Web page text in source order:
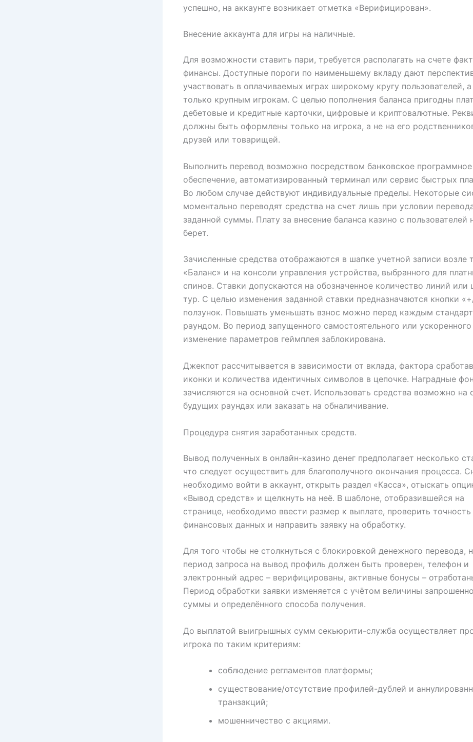
успешно, на аккаунте возникает отметка «Верифицирован».
Внесение аккаунта для игры на наличные.
Для возможности ставить пари, требуется располагать на счете
финансы. Доступные пороги по наименьшему вкладу дают
участвовать в оплачиваемых играх широкому кругу пользователей,
только крупным игрокам. С целью пополнения баланса пригодны
дебетовые и кредитные карточки, цифровые и криптовалютные.
должны быть оформлены только на игрока, а не на его
друзей или товарищей.
Выполнить перевод возможно посредством банковское программное
обеспечение, автоматизированный терминал или сервис быстрых
Во любом случае действуют индивидуальные пределы. Некоторые
моментально переводят средства на счет лишь при условии
заданной суммы. Плату за внесение баланса казино с пользователей
берет.
Зачисленные средства отображаются в шапке учетной записи возле
«Баланс» и на консоли управления устройства, выбранного для
спинов. Ставки допускаются на обозначенное количество линий или
тур. С целью изменения заданной ставки предназначаются кнопки
ползунок. Повышать уменьшать взнос можно перед каждым
раундом. Во период запущенного самостоятельного или
изменение параметров геймплея заблокирована.
Джекпот рассчитывается в зависимости от вклада, фактора
иконки и количества идентичных символов в цепочке. Наградные
зачисляются на основной счет. Использовать средства возможно на
будущих раундах или заказать на обналичивание.
Процедура снятия заработанных средств.
Вывод полученных в онлайн-казино денег предполагает несколько
что следует осуществить для благополучного окончания процесса.
необходимо войти в аккаунт, открыть раздел «Касса», отыскать
«Вывод средств» и щелкнуть на неё. В шаблоне, отобразившейся на
странице, необходимо ввести размер к выплате, проверить точность
финансовых данных и направить заявку на обработку.
Для того чтобы не столкнуться с блокировкой денежного перевода,
период запроса на вывод профиль должен быть проверен, телефон и
электронный адрес – верифицированы, активные бонусы –
Период обработки заявки изменяется с учётом величины
суммы и определённого способа получения.
До выплатой выигрышных сумм секьюрити-служба осуществляет
игрока по таким критериям:
соблюдение регламентов платформы;
существование/отсутствие профилей-дублей и
транзакций;
мошенничество с акциями.